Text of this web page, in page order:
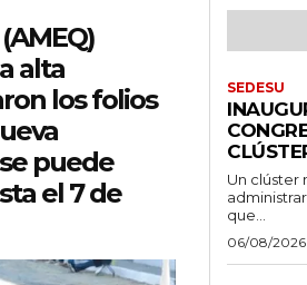
alta
los folios
puede
el 7 de
SEDESU
Un clúster
que...
06/08/2026